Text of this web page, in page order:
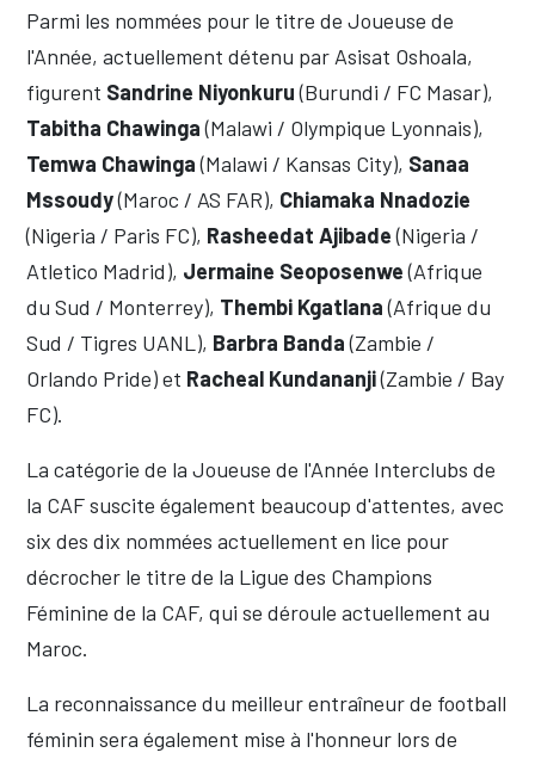
Parmi les nommées pour le titre de Joueuse de
l'Année, actuellement détenu par Asisat Oshoala,
figurent Sandrine Niyonkuru(Burundi / FC Masar),
Tabitha Chawinga(Malawi / Olympique Lyonnais),
Temwa Chawinga(Malawi / Kansas City), Sanaa
Mssoudy(Maroc / AS FAR), Chiamaka Nnadozie
(Nigeria / Paris FC), Rasheedat Ajibade(Nigeria /
Atletico Madrid), Jermaine Seoposenwe(Afrique
du Sud / Monterrey), Thembi Kgatlana(Afrique du
Sud / Tigres UANL), Barbra Banda(Zambie /
Orlando Pride) et Racheal Kundananji(Zambie / Bay
FC).
La catégorie de la Joueuse de l'Année Interclubs de
la CAF suscite également beaucoup d'attentes, avec
six des dix nommées actuellement en lice pour
décrocher le titre de la Ligue des Champions
Féminine de la CAF, qui se déroule actuellement au
Maroc.
La reconnaissance du meilleur entraîneur de football
féminin sera également mise à l'honneur lors de